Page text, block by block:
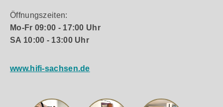
Öffnungszeiten:
Mo-Fr 09:00 - 17:00 Uhr
SA 10:00 - 13:00 Uhr
www.hifi-sachsen.de